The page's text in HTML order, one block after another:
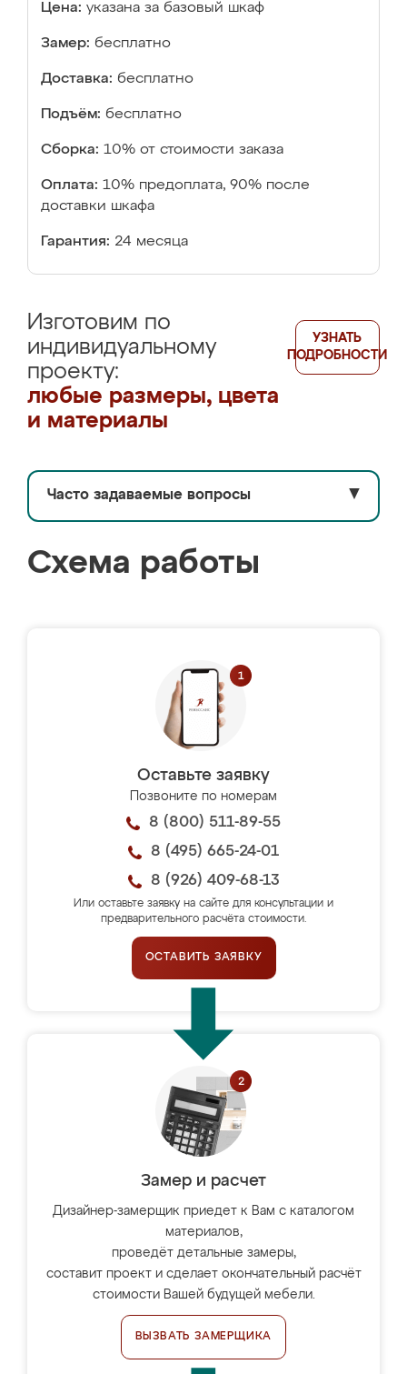
Цена: указана за базовый шкаф
Замер: бесплатно
Доставка: бесплатно
Подъём: бесплатно
Сборка: 10% от стоимости заказа
Оплата: 10% предоплата, 90% после
доставки шкафа
Гарантия: 24 месяца
Изготовим по
индивидуальному
проекту:
любые размеры, цвета
и материалы
УЗНАТЬ
ПОДРОБНОСТИ
Часто задаваемые вопросы ▼
Схема работы
Оставьте заявку
Позвоните по номерам
8 (800) 511-89-55
8 (495) 665-24-01
8 (926) 409-68-13
Или оставьте заявку на сайте для консультации и
предварительного расчёта стоимости.
ОСТАВИТЬ ЗАЯВКУ
Замер и расчет
Дизайнер-замерщик приедет к Вам с каталогом
материалов,
проведёт детальные замеры,
составит проект и сделает окончательный расчёт
стоимости Вашей будущей мебели.
ВЫЗВАТЬ ЗАМЕРЩИКА